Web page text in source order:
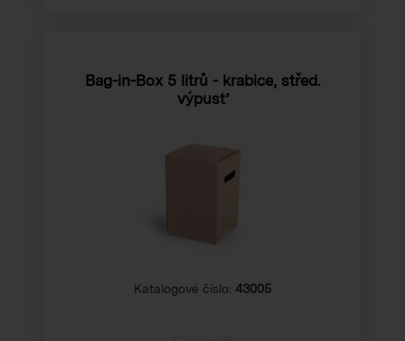
Bag-in-Box 5 litrů - krabice, střed.
výpusť
Katalogové číslo: 43005